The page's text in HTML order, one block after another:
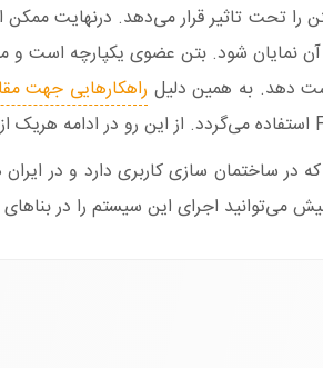
را تحت تاثیر قرار می‌دهد. درنهایت
نمایان شود. بتن عضوی یکپارچه است و
دهد. به همین دلیل راهکارهایی جهت
سازی کاربری دارد و در ایران
می‌توانید اجرای این سیستم را در